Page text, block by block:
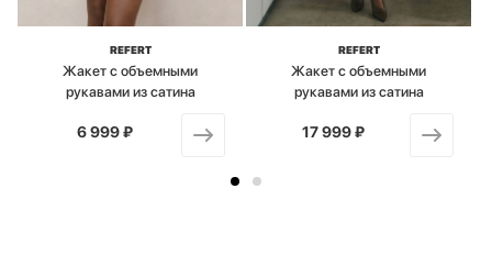
REFERT
Жакет с объемными
рукавами из сатина
от
6 999 ₽
REFERT
Жакет с объемными
рукавами из сатина
от
17 999 ₽